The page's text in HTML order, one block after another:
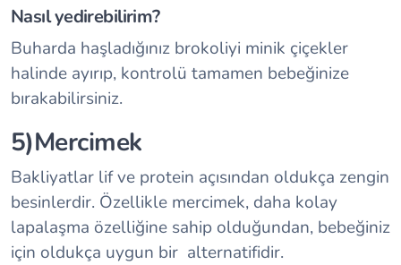
Nasıl yedirebilirim?
Buharda haşladığınız brokoliyi minik çiçekler
halinde ayırıp, kontrolü tamamen bebeğinize
bırakabilirsiniz.
5)Mercimek
Bakliyatlar lif ve protein açısından oldukça zengin
besinlerdir. Özellikle mercimek, daha kolay
lapalaşma özelliğine sahip olduğundan, bebeğiniz
için oldukça uygun bir alternatifidir.